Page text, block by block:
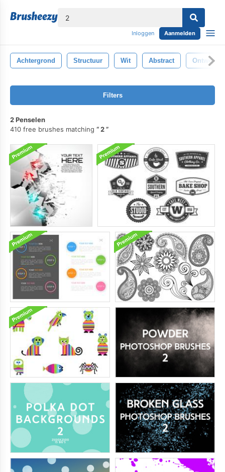
Inloggen Aanmelden
Achtergrond Structuur Wit Abstract Ontwerp
Filters
2 Penselen
410 free brushes matching
2